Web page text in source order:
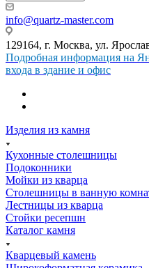
info@quartz-master.com
129164, г. Москва, ул.
Подробная информация на
входа в здание и офис
Изделия из камня
Кухонные столешницы
Подоконники
Мойки из кварца
Столешницы в ванную
Лестницы из кварца
Стойки ресепшн
Каталог камня
Кварцевый камень